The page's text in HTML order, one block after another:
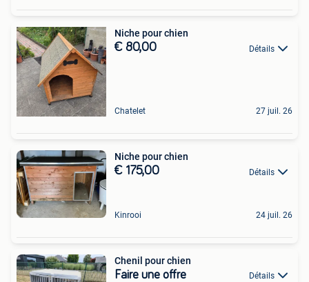
Niche pour chien
€ 80,00 Détails
Chatelet 27 juil. 26
Niche pour chien
€ 175,00 Détails
Kinrooi 24 juil. 26
Chenil pour chien
Faire une offre Détails